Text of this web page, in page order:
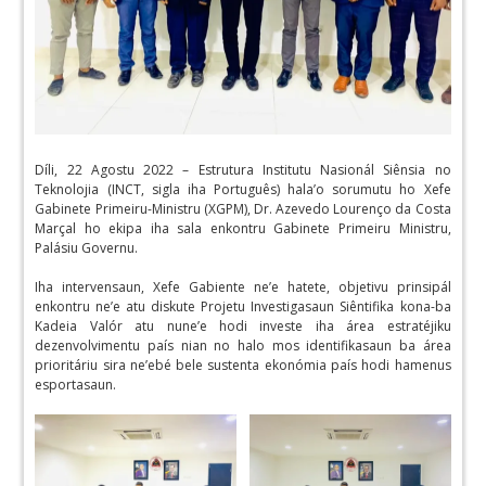
Díli, 22 Agostu 2022 – Estrutura Institutu Nasionál Siênsia no
Teknolojia (INCT, sigla iha Português) hala’o sorumutu ho Xefe
Gabinete Primeiru-Ministru (XGPM), Dr. Azevedo Lourenço da Costa
Marçal ho ekipa iha sala enkontru Gabinete Primeiru Ministru,
Palásiu Governu.
Iha intervensaun, Xefe Gabiente ne’e hatete, objetivu prinsipál
enkontru ne’e atu diskute Projetu Investigasaun Siêntifika kona-ba
Kadeia Valór atu nune’e hodi investe iha área estratéjiku
dezenvolvimentu país nian no halo mos identifikasaun ba área
prioritáriu sira ne’ebé bele sustenta ekonómia país hodi hamenus
esportasaun.